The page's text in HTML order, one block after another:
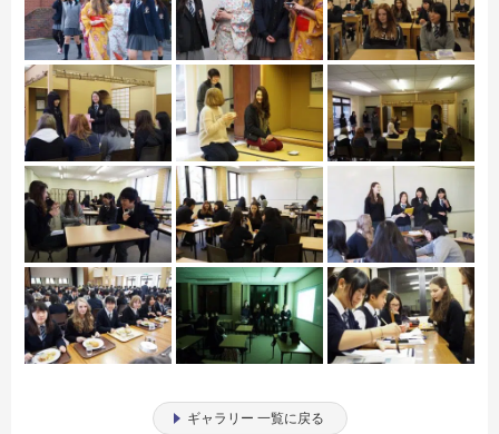
ギャラリー 一覧に戻る